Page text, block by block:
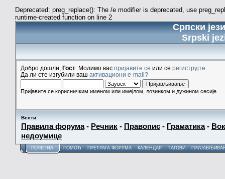
Deprecated: preg_replace(): The /e modifier is deprecated, use
runtime-created function on line 2
Српски
Srpski
Добро дошли, Гост . Молимо вас пријавите се или се региструјте
Да ли сте изгубили ваш активациони e-mail?
Пријавите се корисничким именом или имејлом, лозинком и дужином сесије
Вести:
Правила форума- Речник - Правопис - Граматика-
недоумице
ПОЧЕТНА ПОМОЋ ПРЕТРАГА ФОРУМА КАЛЕНДАР ТАГОВИ